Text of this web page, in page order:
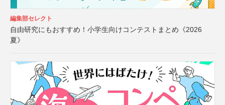
編集部セレクト
自由研究にもおすすめ！小学生向けコンテストまとめ《2026
夏》